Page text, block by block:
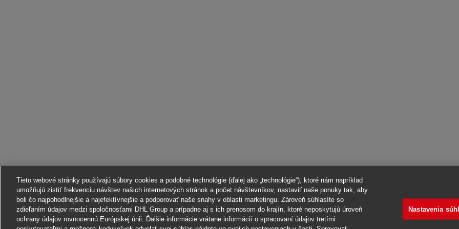
Tieto webové stránky používajú súbory cookies a podobné technológie (ďalej ako „technológie“), ktoré nám napríklad
umožňujú zistiť frekvenciu návštev našich internetových stránok a počet návštevníkov, nastaviť naše ponuky tak, aby
boli čo najpohodlnejšie a najefektívnejšie a podporovať naše snahy v oblasti marketingu. Zároveň súhlasíte so
zdieľaním údajov medzi spoločnosťami DHL Group a prípadne aj s ich prenosom do krajín, ktoré neposkytujú úroveň
ochrany údajov rovnocennú Európskej únii. Ďalšie informácie vrátane informácií o spracovaní údajov tretími
Nastavenia